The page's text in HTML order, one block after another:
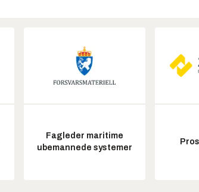
Fagleder maritime
ubemannede systemer